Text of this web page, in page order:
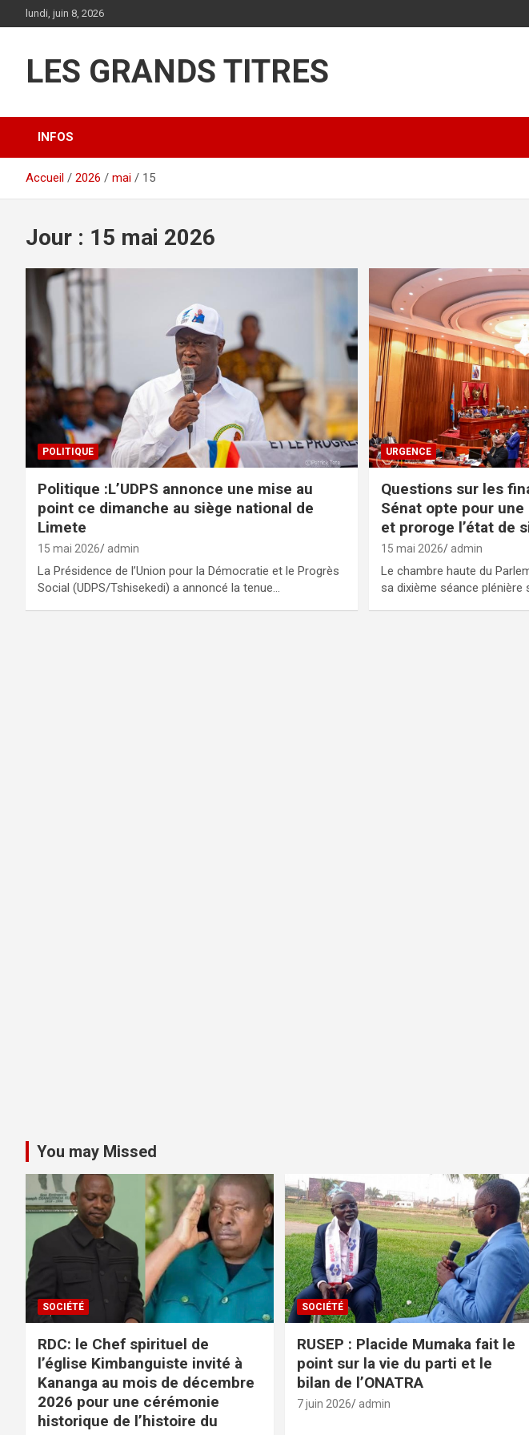
au
lundi, juin 8, 2026
LES GRANDS TITRES
INFOS
Accueil 2026 mai 15
Jour : 15 mai 2026
POLITIQUE
Politique :L’UDPS annonce une mise au
point ce dimanche au siège national de
Limete
15 mai 2026 admin
La Présidence de l’Union pour la Démocratie et le Progrès
Social (UDPS/Tshisekedi) a annoncé la tenue…
URGENCE
Questions sur les
Sénat opte pour
et proroge l’état de
15 mai 2026 admin
Le chambre haute du
sa dixième séance plénière
You may Missed
SOCIÉTÉ
RDC: le Chef spirituel de
l’église Kimbanguiste invité à
Kananga au mois de décembre
2026 pour une cérémonie
historique de l’histoire du
SOCIÉTÉ
RUSEP : Placide Mumaka fait le
point sur la vie du parti et le
bilan de l’ONATRA
7 juin 2026 admin